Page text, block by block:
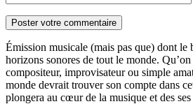
Émission musicale (mais pas que) dont le
horizons sonores de tout le monde.
compositeur, improvisateur ou simple
monde devrait trouver son compte dans
plongera au cœur de la musique et des ses